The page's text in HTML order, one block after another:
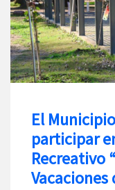
El
participar
Recreativo